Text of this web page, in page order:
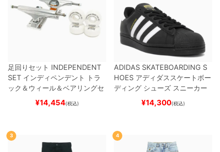
足回りセット INDEPENDENT
SET インディペンデント
トラ
ック＆ウィール＆ベアリングセ
（トリック用）
ード スケボー
¥14,454(税込)
ADIDAS SKATEBOARDING S
HOES アディダススケートボー
ディング シューズ スニーカー
スーパースター SUPERSTAR A
BLACK/WHITE/WHITE
ー
¥14,300(税込)
3 4